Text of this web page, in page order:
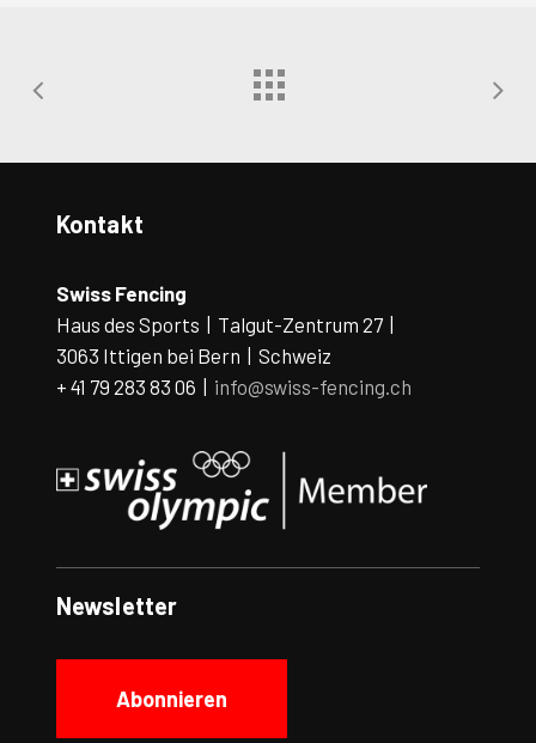
Kontakt
Swiss Fencing
Haus des Sports | Talgut-Zentrum 27 |
3063 Ittigen bei Bern | Schweiz
+ 41 79 283 83 06 | info@swiss-fencing.ch
Newsletter
Abonnieren